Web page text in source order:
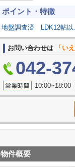
ポイント・特徴
地盤調査済 LDK12帖以
お問い合わせは 「い
042-
10:00~18:00
物件概要